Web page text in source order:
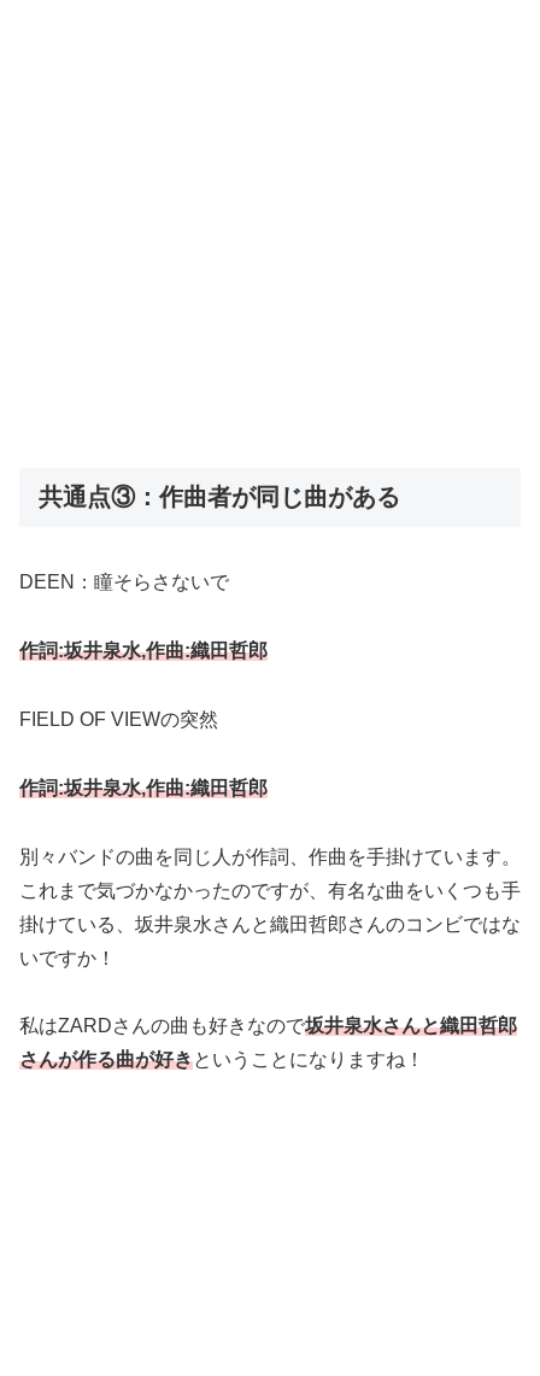
共通点③：作曲者が同じ曲がある
DEEN：瞳そらさないで
作詞:坂井泉水,作曲:織田哲郎
FIELD OF VIEWの突然
作詞:坂井泉水,作曲:織田哲郎
別々バンドの曲を同じ人が作詞、作曲を手掛けています。
これまで気づかなかったのですが、有名な曲をいくつも手
掛けている、坂井泉水さんと織田哲郎さんのコンビではな
いですか！
私はZARDさんの曲も好きなので坂井泉水さんと織田哲郎
さんが作る曲が好きということになりますね！